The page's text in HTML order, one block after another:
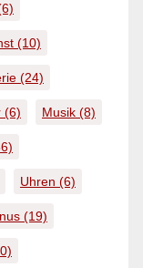
(10)
(24)
(6) Musik (8)
Uhren (6)
(19)